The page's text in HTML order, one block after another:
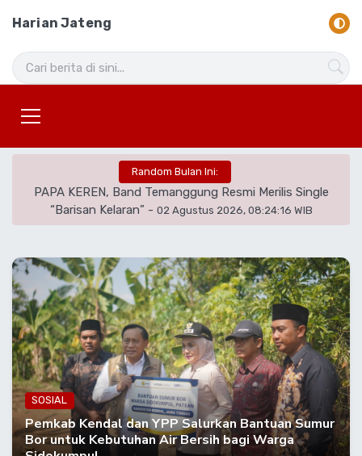
Harian Jateng
Random Bulan Ini:
PAPA KEREN, Band Temanggung Resmi Merilis Single
“Barisan Kelaran”- 02 Agustus 2026, 08:24:16 WIB
SOSIAL
Pemkab Kendal dan YPP Salurkan Bantuan Sumur
Bor untuk Kebutuhan Air Bersih bagi Warga